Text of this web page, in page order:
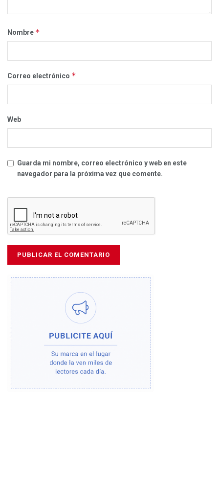
Nombre *
Correo electrónico *
Web
Guarda mi nombre, correo electrónico y web en este
navegador para la próxima vez que comente.